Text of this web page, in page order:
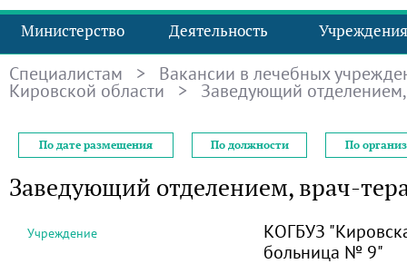
Министерство Деятельность Учреждения
Специалистам > Вакансии в лечебных
Кировской области > Заведующий отделением,
По дате размещения По должности По
Заведующий отделением, врач-
Учреждение
КОГБУЗ
больница № 9"